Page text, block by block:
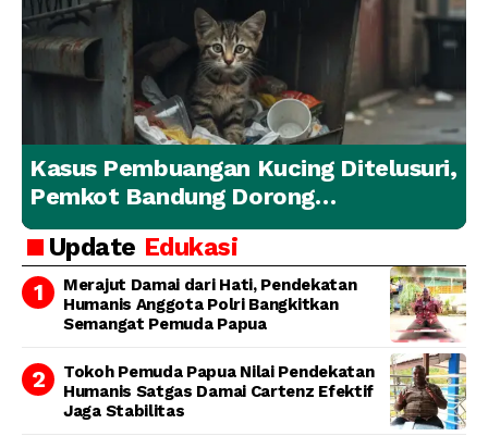
Kasus Pembuangan Kucing Ditelusuri,
Pemkot Bandung Dorong
Penanganan Hewan yang
Bertanggung Jawab
Update Edukasi
Merajut Damai dari Hati, Pendekatan
Humanis Anggota Polri Bangkitkan
Semangat Pemuda Papua
Tokoh Pemuda Papua Nilai Pendekatan
Humanis Satgas Damai Cartenz Efektif
Jaga Stabilitas